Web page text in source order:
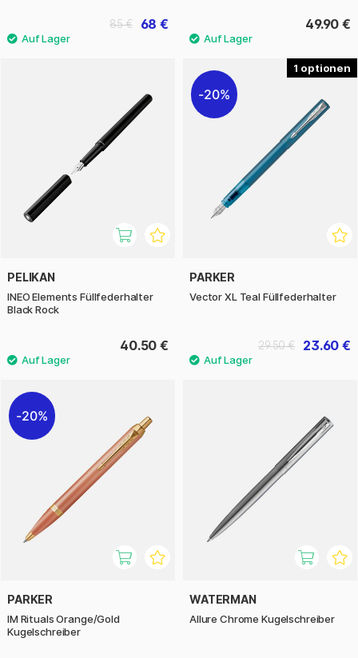
68 €
85 € 49.90 €
PELIKAN
INEO Elements Füllfederhalter
Black Rock
40.50 €
1
20%
PARKER
Vector XL Teal Füllfederhalter
23.60 €
29.50 €
20%
PARKER
IM Rituals Orange/Gold
Kugelschreiber
WATERMAN
Allure Chrome Kugelschreiber